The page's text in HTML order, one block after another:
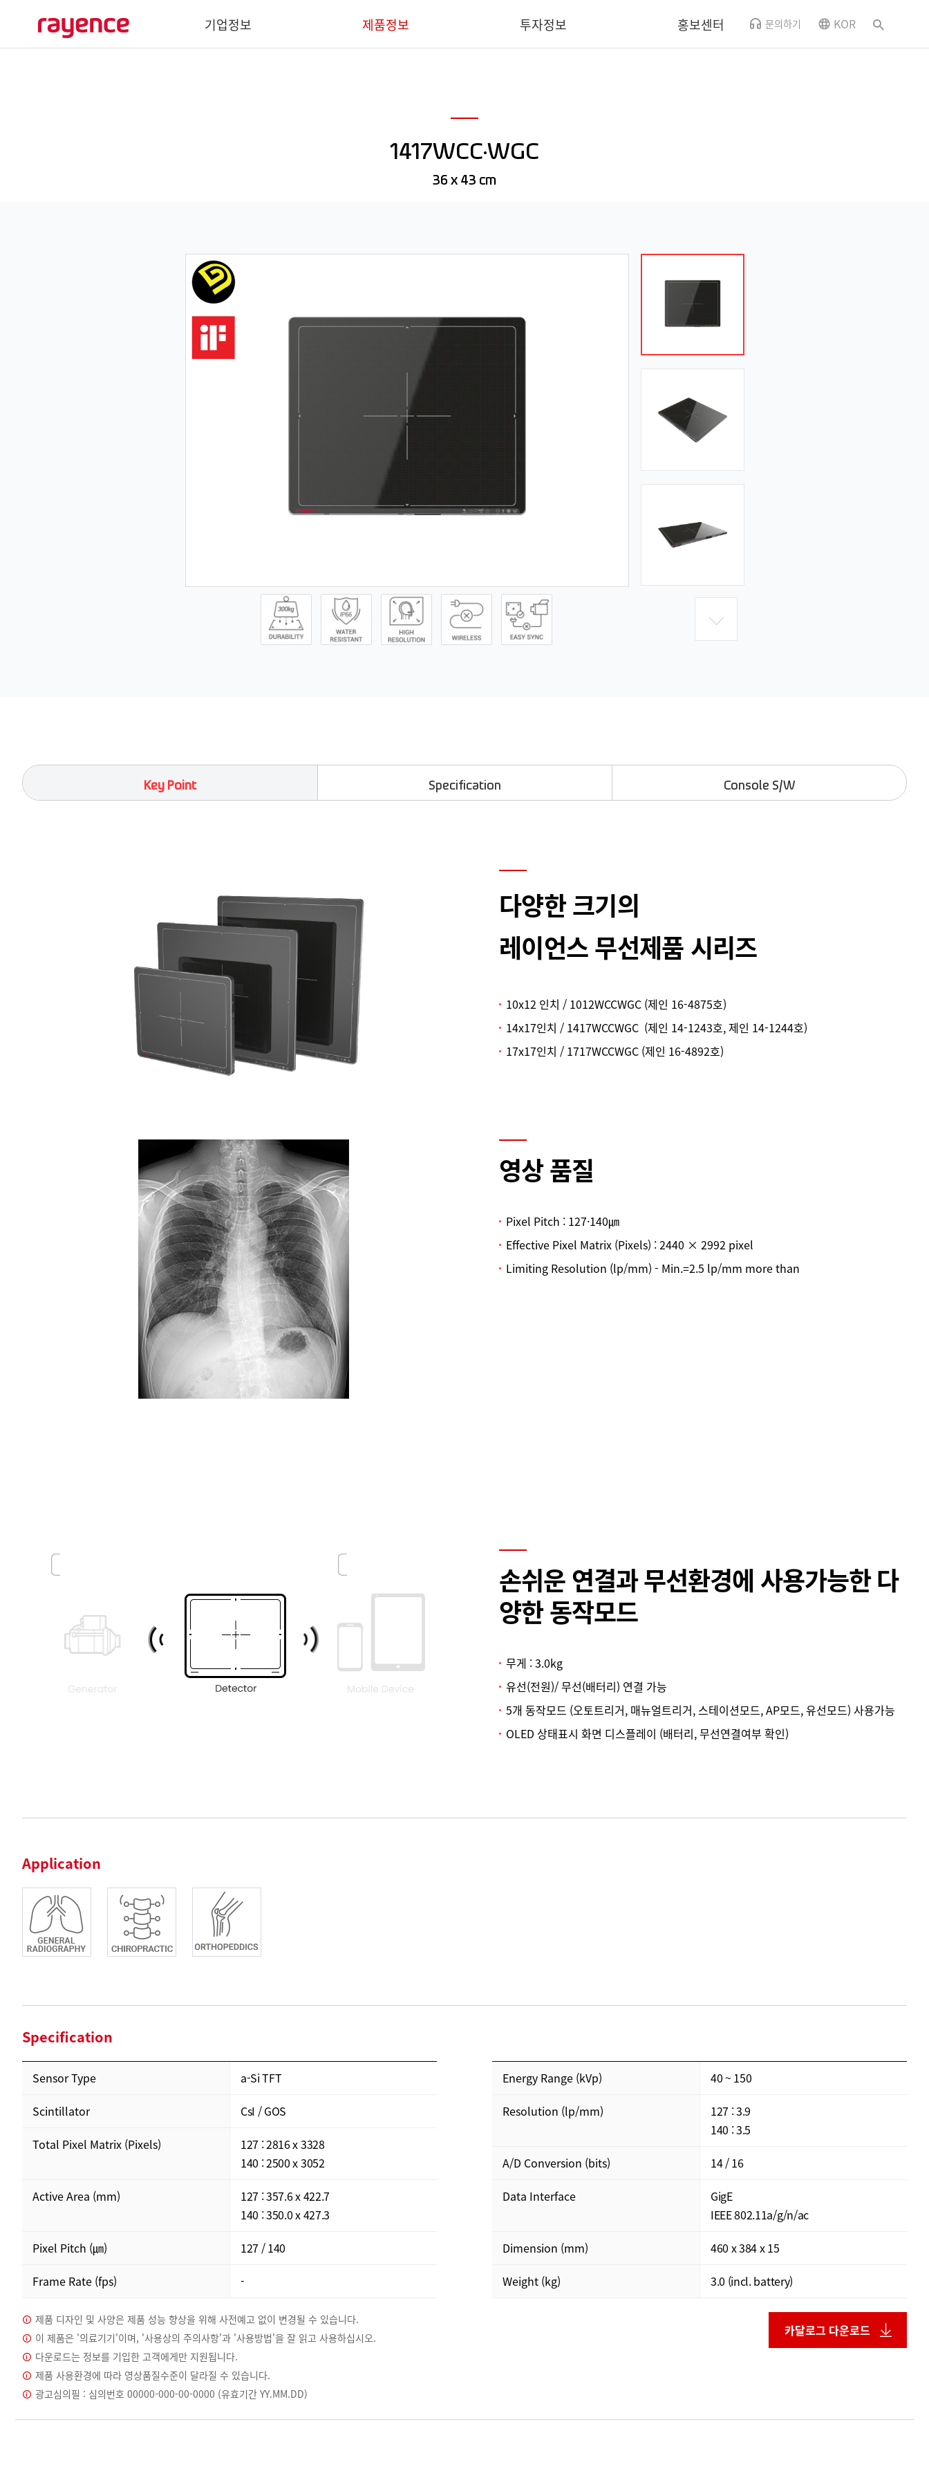
기업정보 제품정보
산업용
투자정보
공시
홍보센터 문의하기 KOR
1417WCC·WGC
36 x 43 cm
Key Point Specification Console S/W
다양한 크기의
레이언스 무선제품 시리즈
10x12 인치 / 1012WCCWGC (제인 16-4875호)
14x17인치 / 1417WCCWGC (제인 14-1243호, 제인 14-1244호)
17x17인치 / 1717WCCWGC (제인 16-4892호)
영상 품질
Pixel Pitch : 127·140㎛
Effective Pixel Matrix (Pixels) : 2440 × 2992 pixel
Limiting Resolution (lp/mm) - Min.=2.5 lp/mm more than
손쉬운 연결과 무선환경에 사용가능한 다
양한 동작모드
무게 : 3.0kg
유선(전원)/ 무선(배터리) 연결 가능
5개 동작모드 (오토트리거, 매뉴얼트리거, 스테이션모드, AP모드, 유선모드) 사용가능
OLED 상태표시 화면 디스플레이 (배터리, 무선연결여부 확인)
Application
Specification
Sensor Type
a-Si TFT
Scintillator
CsI / GOS
Total Pixel Matrix (Pixels)
127 : 2816 x 3328
140 : 2500 x 3052
Active Area (mm)
127 : 357.6 x 422.7
140 : 350.0 x 427.3
Pixel Pitch (㎛)
127 / 140
Frame Rate (fps)
-
Energy Range (kVp)
40 ~ 150
Resolution (lp/mm)
127 : 3.9
140 : 3.5
A/D Conversion (bits)
14 / 16
Data Interface
GigE
IEEE 802.11a/g/n/ac
Dimension (mm)
460 x 384 x 15
Weight (kg)
3.0 (incl. battery)
제품 디자인 및 사양은 제품 성능 향상을 위해 사전예고 없이 변경될 수 있습니다.
이 제품은 '의료기기'이며, '사용상의 주의사항'과 '사용방법'을 잘 읽고 사용하십시오.
다운로드는 정보를 기입한 고객에게만 지원됩니다.
제품 사용환경에 따라 영상품질수준이 달라질 수 있습니다.
광고심의필 : 심의번호 00000-000-00-0000 (유효기간 YY.MM.DD)
카달로그 다운로드